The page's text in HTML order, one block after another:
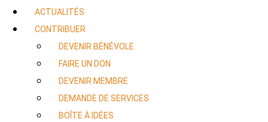
ACTUALITÉS
CONTRIBUER
DEVENIR BÉNÉVOLE
FAIRE UN DON
DEVENIR MEMBRE
DEMANDE DE SERVICES
BOÎTE À IDÉES